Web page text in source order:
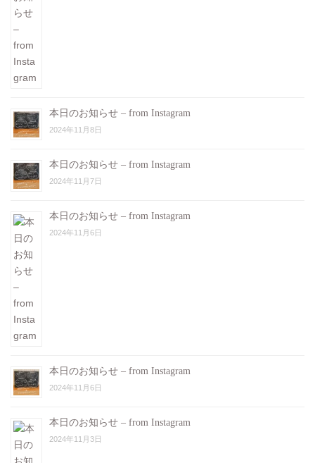
本日のお知らせ – from Instagram
2024年11月8日
本日のお知らせ – from Instagram
2024年11月7日
本日のお知らせ – from Instagram
2024年11月6日
本日のお知らせ – from Instagram
2024年11月6日
本日のお知らせ – from Instagram
2024年11月3日